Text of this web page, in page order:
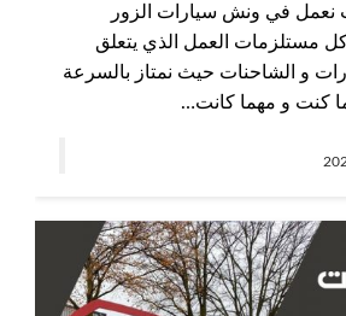
في ونش سيارات الزور
مستلزمات العمل الذي يتعلق
و الشاحنات حيث نمتاز بالسرعة
كنت و مهما كانت…